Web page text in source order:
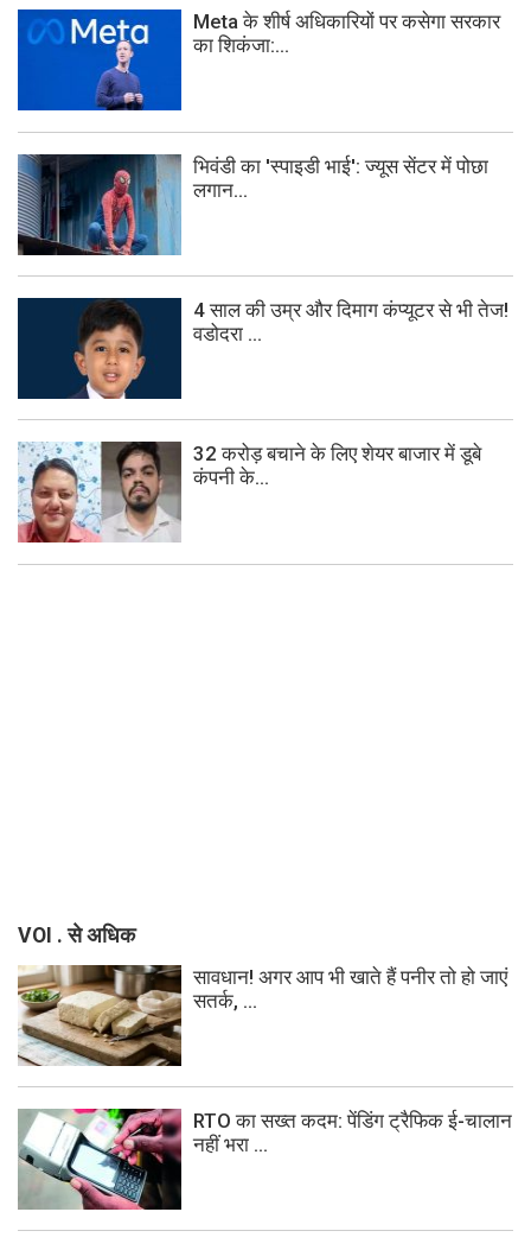
Meta के शीर्ष अधिकारियों पर कसेगा सरकार
का शिकंजा:...
भिवंडी का 'स्पाइडी भाई': ज्यूस सेंटर में पोछा
लगान...
4 साल की उम्र और दिमाग कंप्यूटर से भी तेज!
वडोदरा ...
32 करोड़ बचाने के लिए शेयर बाजार में डूबे
कंपनी के...
VOI . से अधिक
सावधान! अगर आप भी खाते हैं पनीर तो हो जाएं
सतर्क, ...
RTO का सख्त कदम: पेंडिंग ट्रैफिक ई-चालान
नहीं भरा ...